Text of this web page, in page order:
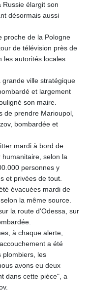
Russie élargit son
désormais aussi
proche de la Pologne
de télévision près de
les autorités locales
ville stratégique
et largement
son maire.
de prendre Marioupol,
bombardée et
mardi à bord de
selon la
personnes y
et privées de tout.
évacuées mardi de
la même source.
la route d'Odessa, sur
à chaque alerte,
a été
plombiers, les
avons eu deux
dans cette pièce", a